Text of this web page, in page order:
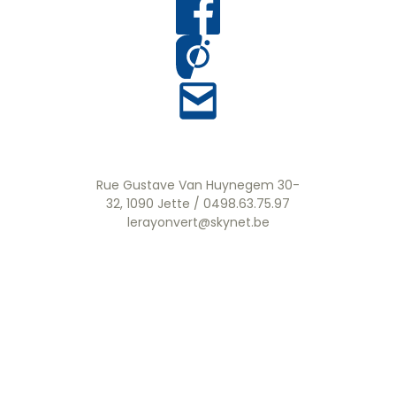
Rue Gustave Van Huynegem 30-
32, 1090 Jette / 0498.63.75.97
lerayonvert@skynet.be